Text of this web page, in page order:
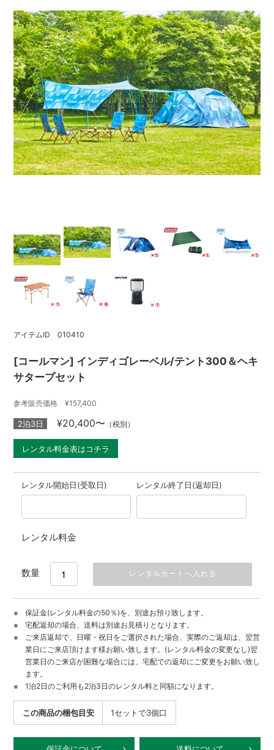
アイテムID 010410
[コールマン] インディゴレーベル/テント300＆ヘキ
サタープセット
参考販売価格 ¥157,400
2泊3日 ¥20,400〜 （税別）
レンタル料金表はコチラ
レンタル開始日(受取日) レンタル終了日(返却日)
レンタル料金
数量
保証金(レンタル料金の50％)を、別途お預り致します。
宅配返却の場合、送料は別途お見積りとなります。
ご来店返却で、日曜・祝日をご選択された場合、実際のご返却は、翌営
業日にご来店頂けます様お願い致します。(レンタル料金の変更なし)翌
営業日のご来店が困難な場合には、宅配での返却にご変更をお願い致し
ます。
1泊2日のご利用も2泊3日のレンタル料と同額になります。
この商品の梱包目安 1セットで3個口